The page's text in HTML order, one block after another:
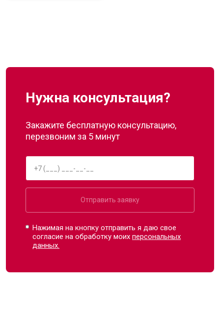
Нужна консультация?
Закажите бесплатную консультацию,
перезвоним за 5 минут
Отправить заявку
Нажимая на кнопку отправить я даю свое
согласие на обработку моихперсональных
данных.